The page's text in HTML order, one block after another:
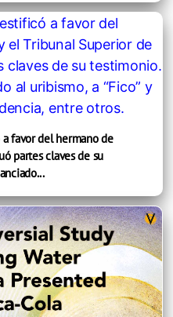
favor del hermano de
partes claves de su